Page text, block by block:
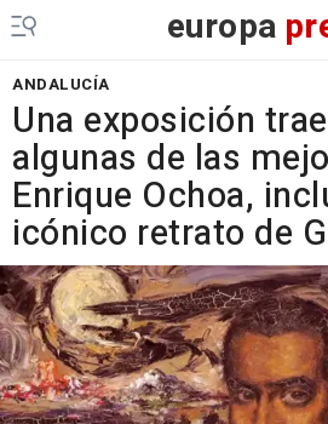
europa
ANDALUCÍA
Una exposición
algunas de las
Enrique Ochoa,
icónico retrato de